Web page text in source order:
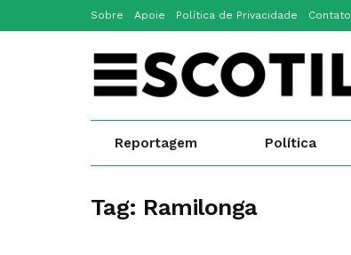
Sobre Apoie Política de Privacidade Contato
Reportagem Política
Tag: Ramilonga